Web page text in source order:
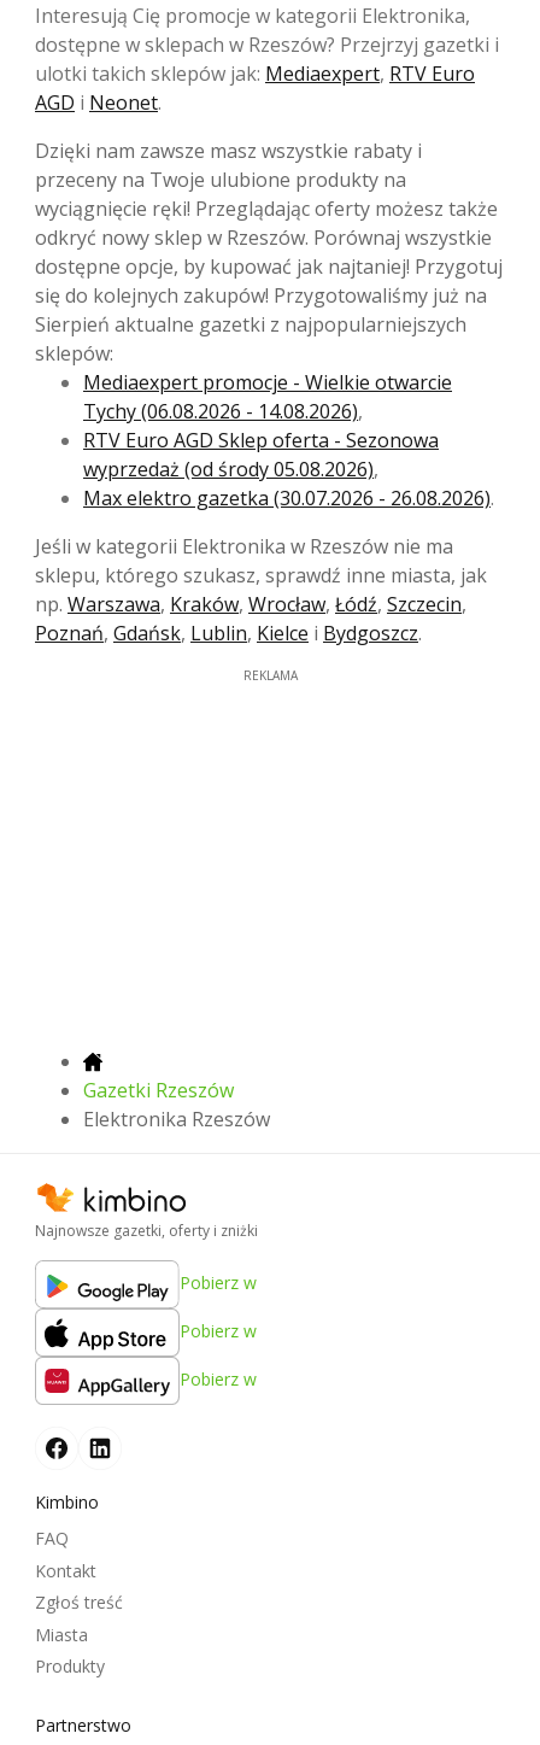
Interesują Cię promocje w kategorii Elektronika,
dostępne w sklepach w Rzeszów? Przejrzyj gazetki i
ulotki takich sklepów jak: Mediaexpert, RTV Euro
AGD i Neonet.
Dzięki nam zawsze masz wszystkie rabaty i
przeceny na Twoje ulubione produkty na
wyciągnięcie ręki! Przeglądając oferty możesz także
odkryć nowy sklep w Rzeszów. Porównaj wszystkie
dostępne opcje, by kupować jak najtaniej! Przygotuj
się do kolejnych zakupów! Przygotowaliśmy już na
Sierpień aktualne gazetki z najpopularniejszych
sklepów:
Mediaexpert promocje - Wielkie otwarcie
Tychy (06.08.2026 - 14.08.2026),
RTV Euro AGD Sklep oferta - Sezonowa
wyprzedaż (od środy 05.08.2026),
Max elektro gazetka (30.07.2026 - 26.08.2026).
Jeśli w kategorii Elektronika w Rzeszów nie ma
sklepu, którego szukasz, sprawdź inne miasta, jak
np. Warszawa, Kraków, Wrocław, Łódź, Szczecin,
Poznań, Gdańsk, Lublin, Kielce i Bydgoszcz.
REKLAMA
Gazetki Rzeszów
Elektronika Rzeszów
Najnowsze gazetki, oferty i zniżki
Pobierz w
Pobierz w
Pobierz w
Kimbino
FAQ
Kontakt
Zgłoś treść
Miasta
Produkty
Partnerstwo